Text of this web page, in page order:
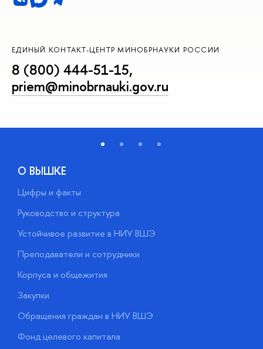
ЕДИНЫЙ КОНТАКТ-ЦЕНТР МИНОБРНАУКИ РОССИИ
8 (800) 444-51-15,
priem@minobrnauki.gov.ru
О ВЫШКЕ
Цифры и факты
Руководство и структура
Устойчивое развитие в НИУ ВШЭ
Преподаватели и сотрудники
Корпуса и общежития
Закупки
Обращения граждан в НИУ ВШЭ
Фонд целевого капитала